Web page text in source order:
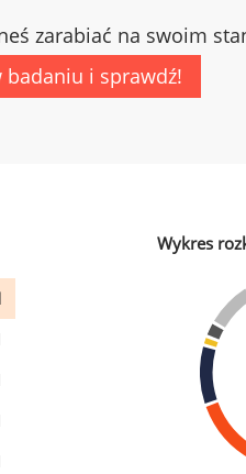
zarabiać na swoim
badaniu i sprawdź!
Wykres